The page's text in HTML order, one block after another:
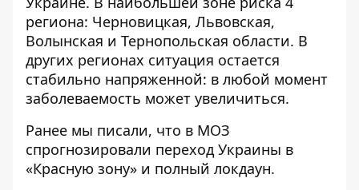
региона: Черновицкая, Львовская,
Волынская и Тернопольская области. В
других регионах ситуация остается
стабильно напряженной: в любой момент
заболеваемость может увеличиться.
Ранее мы писали, что в МОЗ
спрогнозировали переход Украины в
«Красную зону» и полный локдаун.